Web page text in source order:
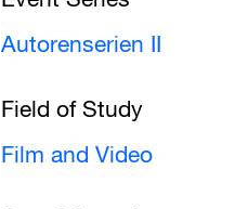
Autorenserien II
Field of Study
Film and Video